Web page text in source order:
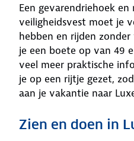
Een gevarendriehoek
veiligheidsvest moet je
hebben en rijden
je een boete op van 49
veel meer praktische
je op een rijtje gezet,
aan je vakantie naar
Zien en doen in